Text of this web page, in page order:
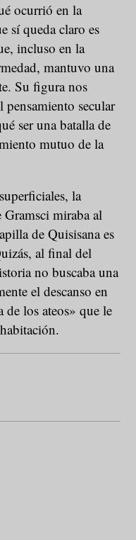
ocurrió en la
sí queda claro es
incluso en la
mantuvo una
Su figura nos
pensamiento secular
ser una batalla de
mutuo de la
la
Gramsci miraba al
de Quisisana es
al final del
no buscaba una
el descanso en
de los ateos» que le